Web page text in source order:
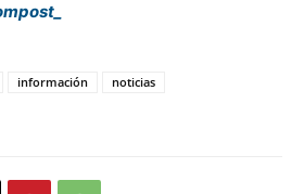
información
noticias